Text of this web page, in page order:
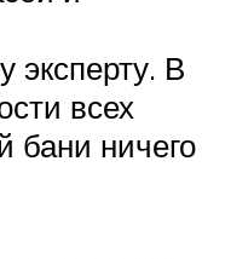
эксперту. В
всех
бани ничего